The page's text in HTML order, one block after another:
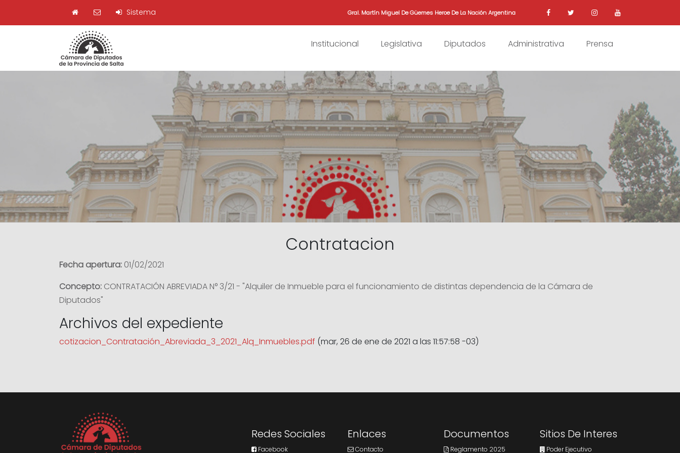
Sistema Gral. Martín Miguel De Güemes Heroe De La Nación Argentina
Institucional Legislativa Diputados Administrativa Prensa
Contratacion
Fecha apertura: 01/02/2021
Concepto: CONTRATACIÓN ABREVIADA N° 3/21 - "Alquiler de Inmueble para el funcionamiento de distintas dependencia de la Cámara de
Diputados"
Archivos del expediente
cotizacion_Contratación_Abreviada_3_2021_Alq_Inmuebles.pdf (mar, 26 de ene de 2021 a las 11:57:58 -03)
Redes Sociales
Facebook
Enlaces
Contacto
Documentos
Reglamento 2025
Sitios De Interes
Poder Ejecutivo